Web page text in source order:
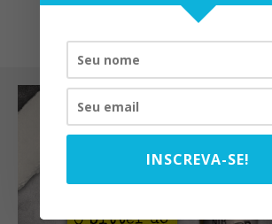
INSCREVA-SE!